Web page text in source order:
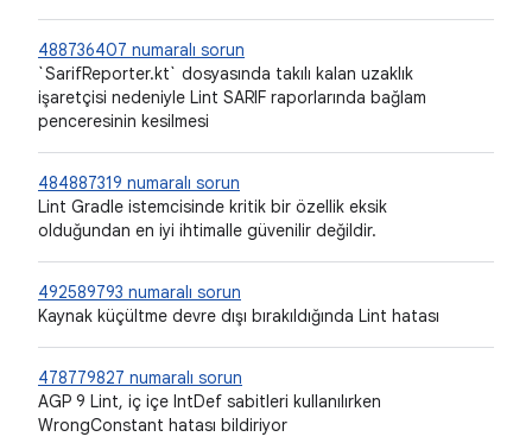
488736407 numaralı sorun
`SarifReporter.kt` dosyasında takılı kalan uzaklık
işaretçisi nedeniyle Lint SARIF raporlarında bağlam
penceresinin kesilmesi
484887319 numaralı sorun
Lint Gradle istemcisinde kritik bir özellik eksik
olduğundan en iyi ihtimalle güvenilir değildir.
492589793 numaralı sorun
Kaynak küçültme devre dışı bırakıldığında Lint hatası
478779827 numaralı sorun
AGP 9 Lint, iç içe IntDef sabitleri kullanılırken
WrongConstant hatası bildiriyor